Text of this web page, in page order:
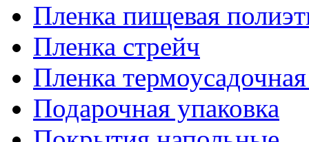
Пленка пищевая
Пленка стрейч
Пленка
Подарочная упаковка